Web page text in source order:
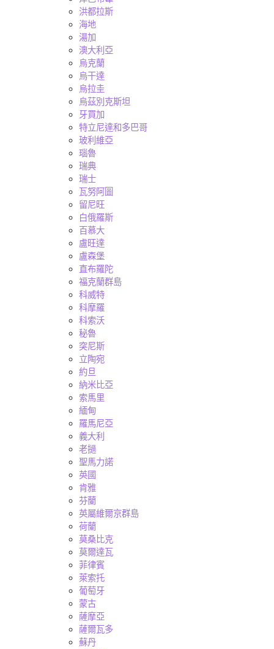
洪都拉斯
海地
湯加
澳大利亞
烏克蘭
烏干達
烏拉圭
烏茲別克斯坦
牙買加
特立尼達和多巴哥
玻利維亞
瑙魯
瑞典
瑞士
瓦努阿圖
留尼旺
白俄羅斯
百慕大
盧旺達
盧森堡
直布羅陀
福克蘭群島
科威特
科摩羅
科索沃
秘魯
突尼斯
立陶宛
約旦
納米比亞
索馬里
緬甸
羅馬尼亞
義大利
老撾
聖馬力諾
英國
肯雅
芬蘭
英屬維爾京群島
荷蘭
莫桑比克
莫爾達瓦
菲律賓
萊索托
葡萄牙
蒙古
薩摩亞
薩爾瓦多
蘇丹